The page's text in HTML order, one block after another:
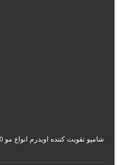
شامپو تقویت کننده اویدرم انواع مو 200 میلی لیتر